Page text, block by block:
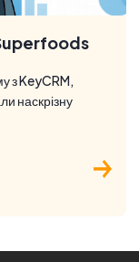
з KeyCRM,
наскрізну